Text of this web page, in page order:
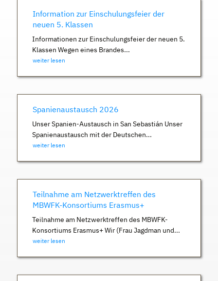
Information zur Einschulungsfeier der
neuen 5. Klassen
Informationen zur Einschulungsfeier der neuen 5.
Klassen Wegen eines Brandes...
weiter lesen
Spanienaustausch 2026
Unser Spanien-Austausch in San Sebastián Unser
Spanienaustausch mit der Deutschen...
weiter lesen
Teilnahme am Netzwerktreffen des
MBWFK-Konsortiums Erasmus+
Teilnahme am Netzwerktreffen des MBWFK-
Konsortiums Erasmus+ Wir (Frau Jagdman und...
weiter lesen